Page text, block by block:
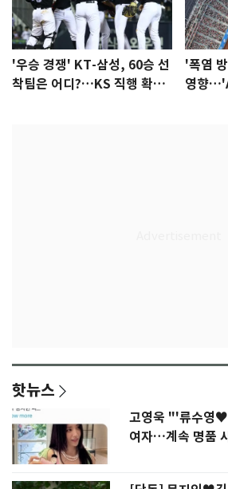
'우승 경쟁' KT-삼성, 60승 선
착팀은 어디?…KS 직행 확률
'폭염
영향
핫뉴스
고영욱 "'류수영
여자…계속 명품